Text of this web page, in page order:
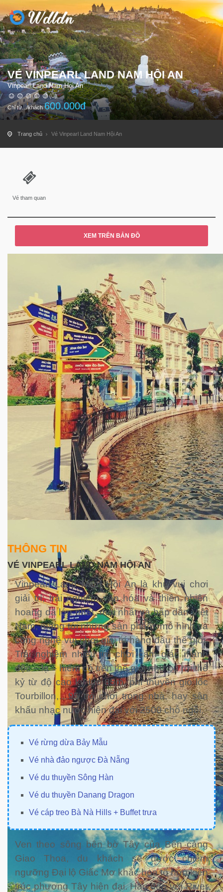
VÉ VINPEARL LAND NAM HỘI AN
Vinpearl Land Nam Hoi An
(0)
Chỉ từ.../khách600.000đ
Trang chủ Vé Vinpearl Land Nam Hội An
Vé tham quan
XEM TRÊN BẢN ĐỒ
THÔNG TIN
VÉ VINPEARL LAND NAM HỘI AN
Vinpearl Land Nam Hội An là khu vui chơi
giải trí, trải nghiệm văn hóa và thiên nhiên
hoang dã lớn nhất, mới nhất và hấp dẫn Việt
Nam, mang tới những sản phẩm, mô hình và
công nghệ vui chơi giải trí hàng đầu thế giới.
Trải nghiệm nhiều trò chơi cảm giác mạnh
độc – lạ – hiếm có trên thế giới như cú rơi thế
kỷ từ độ cao kỷ lục 85m, phi thuyền gió lốc
Tourbillon,…95 trò chơi trong nhà, hay sân
khấu nhạc nước hiện đại với 2500 chỗ ngồi.
Vé rừng dừa Bảy Mẫu
Vé nhà đảo ngược Đà Nẵng
Vé du thuyền Sông Hàn
Vé du thuyền Danang Dragon
Vé cáp treo Bà Nà Hills + Buffet trưa
Ven theo sông bên bờ Tây của Bến cảng
Giao Thoa, du khách sẽ được chiêm
ngưỡng Đại lộ Giấc Mơ khắc họa tổ hợp kiến
trúc phương Tây hiện đại. Hay đến với River